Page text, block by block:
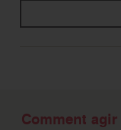
Comment agir